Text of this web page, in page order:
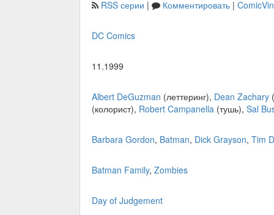
RSS серии | Комментировать |
DC Comics
11.1999
Albert DeGuzman (леттеринг), Dean Zachary
(колорист), Robert Campanella (тушь), Sal
Barbara Gordon, Batman, Dick Grayson, Tim
Batman Family, Zombies
Day of Judgement